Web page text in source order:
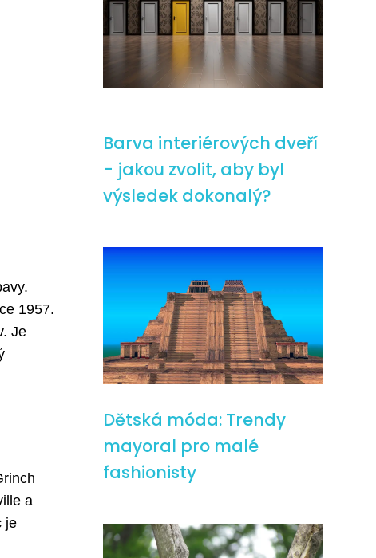
1957.
Je
a
je
Barva interiérových dveří
- jakou zvolit, aby byl
výsledek dokonalý?
Dětská móda: Trendy
mayoral pro malé
fashionisty